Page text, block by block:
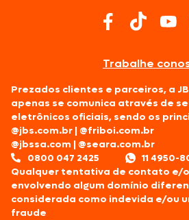
Trabalhe
Prezados clientes e parceiros, a
apenas se comunica através de
eletrônicos oficiais, sendo os
@jbs.com.br |@friboi.com.br
@jbssa.com |@seara.com.br
0800 047 2425
11 4950-
Qualquer tentativa de contato e/
envolvendo algum domínio
considerada como indevida e/ou
fraude